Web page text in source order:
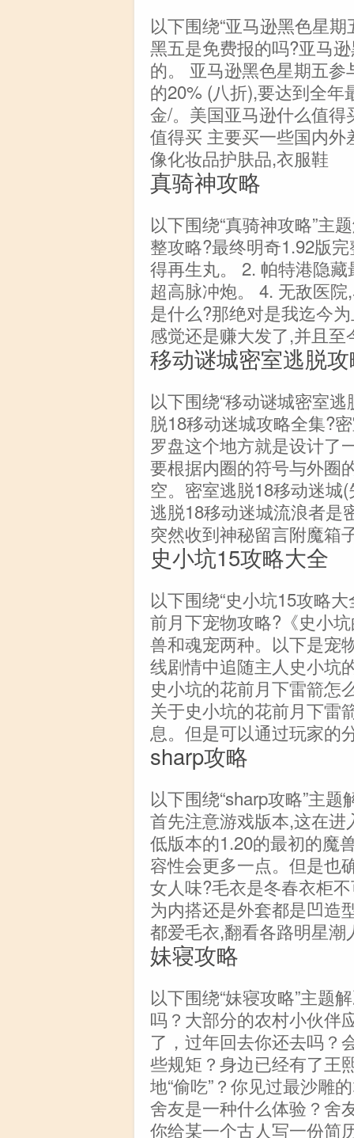
以下围绕“亚马逊黑色星
黑五是免费报的吗?亚马
的。 亚马逊黑色星期五
的20% (八折),要达到全
金/。美国亚马逊什么值
值得买 主要买一些国内
像化妆品护肤品,衣服鞋
真骑神攻略
以下围绕“真骑神攻略”主
整攻略?最终明奇1.92版
得再生丸。 2. 帕特港隐
超高脉冲炮。 4. 无敌医
是什么?那绝对是我迄今
感觉还是赚大发了,并且
移动谜城密室逃脱
以下围绕“移动谜城密室
脱18移动迷城攻略全集?
罗盘这个地方就是设计了
要根据内圈的符号与外圈
空。密室逃脱18移动迷城
逃脱18移动迷城流浪者是
突然收到神秘留言附魔箱
史小坑15攻略大全
以下围绕“史小坑15攻略
前月下宠物攻略?《史小
兽和魂宠两种。以下是宠
线剧情中追随主人史小坑
史小坑的花前月下雷箭怎
关于史小坑的花前月下雷
息。但是可以通过玩家的
sharp攻略
以下围绕“sharp攻略”主
首先注意游戏版本,这在
低版本的1.20的最初的魔
容性会更多一点。但是也
女人味?毛衣是冬春衣柜
为内搭还是外套都是凹造
都爱毛衣,翻看各路明星潮
妹寝攻略
以下围绕“妹寝攻略”主题
吗？大部分的农村小伙伴
了，过年回去你还去吗？
些规矩？身边已经有了王
地“偷吃”？你见过最沙雕
舍友是一种什么体验？舍
你给某一个古人写一份简